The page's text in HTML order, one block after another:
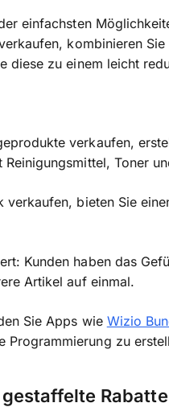
einfachsten
kombinieren
diese zu einem leicht
verkaufen,
Reinigungsmittel, Toner
verkaufen, bieten Sie
Kunden haben das
Artikel auf einmal.
Sie Apps wie Wizio
Programmierung zu